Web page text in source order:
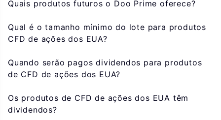
Quais produtos futuros o Doo Prime oferece?
Qual é o tamanho mínimo do lote para produtos
CFD de ações dos EUA?
Quando serão pagos dividendos para produtos
de CFD de ações dos EUA?
Os produtos de CFD de ações dos EUA têm
dividendos?